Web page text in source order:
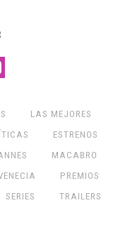
LAS MEJORES
ESTRENOS
MACABRO
PREMIOS
SERIES
TRAILERS